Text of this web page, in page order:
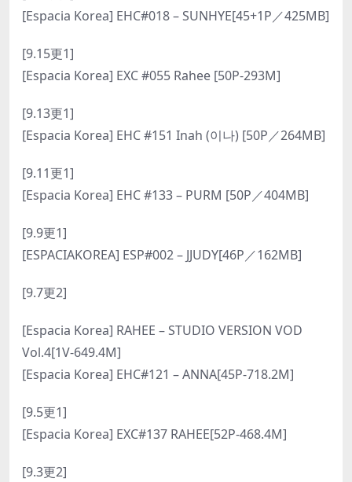
[Espacia Korea] EHC#018 – SUNHYE[45+1P／425MB]
[9.15更1]
[Espacia Korea] EXC #055 Rahee [50P-293M]
[9.13更1]
[Espacia Korea] EHC #151 Inah (이나) [50P／264MB]
[9.11更1]
[Espacia Korea] EHC #133 – PURM [50P／404MB]
[9.9更1]
[ESPACIAKOREA] ESP#002 – JJUDY[46P／162MB]
[9.7更2]
[Espacia Korea] RAHEE – STUDIO VERSION VOD
Vol.4[1V-649.4M]
[Espacia Korea] EHC#121 – ANNA[45P-718.2M]
[9.5更1]
[Espacia Korea] EXC#137 RAHEE[52P-468.4M]
[9.3更2]